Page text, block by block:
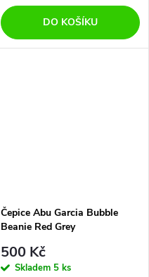
DO KOŠÍKU
Čepice Abu Garcia Bubble
Beanie Red Grey
500 Kč
Skladem 5 ks